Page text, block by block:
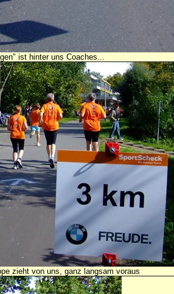
ist hinter uns Coaches...
zieht von uns, ganz langsam voraus